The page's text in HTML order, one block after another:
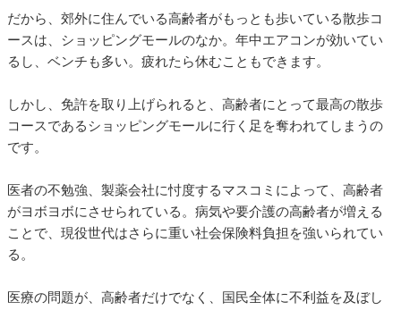
だから、郊外に住んでいる高齢者がもっとも歩いている散歩コ
ースは、ショッピングモールのなか。年中エアコンが効いてい
るし、ベンチも多い。疲れたら休むこともできます。
しかし、免許を取り上げられると、高齢者にとって最高の散歩
コースであるショッピングモールに行く足を奪われてしまうの
です。
医者の不勉強、製薬会社に忖度するマスコミによって、高齢者
がヨボヨボにさせられている。病気や要介護の高齢者が増える
ことで、現役世代はさらに重い社会保険料負担を強いられてい
る。
医療の問題が、高齢者だけでなく、国民全体に不利益を及ぼし